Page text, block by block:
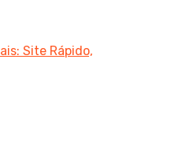
Site Rápido,